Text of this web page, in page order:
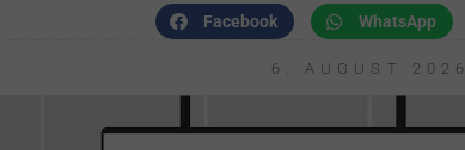
Facebook WhatsApp
6. AUGUST 2026